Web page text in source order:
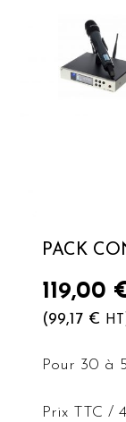
PACK
119,00
(99,17 € HT
Pour 30 à
Prix TTC /